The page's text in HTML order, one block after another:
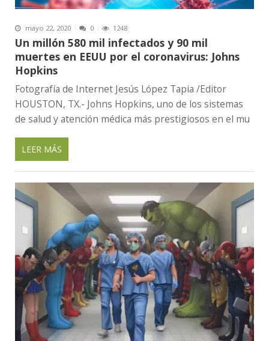
mayo 22, 2020 0 1248
Un millón 580 mil infectados y 90 mil
muertes en EEUU por el coronavirus: Johns
Hopkins
Fotografía de Internet Jesús López Tapia /Editor
HOUSTON, TX.- Johns Hopkins, uno de los sistemas
de salud y atención médica más prestigiosos en el mu
LEER MÁS